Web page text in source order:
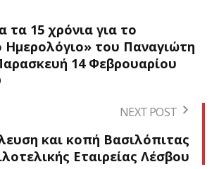
τα 15 χρόνια για το
Ημερολόγιο» του Παναγιώτη
14 Φεβρουαρίου
NEXT POST
και κοπή Βασιλόπιτας
Εταιρείας Λέσβου